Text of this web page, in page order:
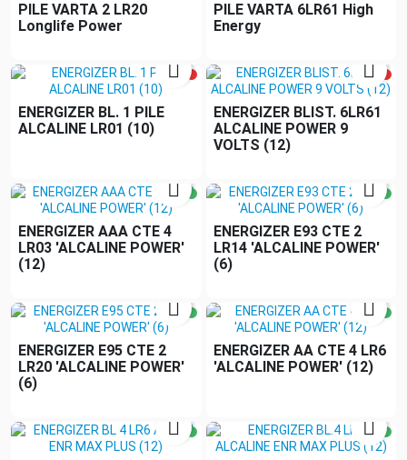
PILE VARTA 2 LR20
Longlife Power
PILE VARTA 6LR61 High
Energy

ENERGIZER BL. 1 PILE
ALCALINE LR01 (10)

ENERGIZER BLIST. 6LR61
ALCALINE POWER 9
VOLTS (12)

ENERGIZER AAA CTE 4
LR03 'ALCALINE POWER'
(12)

ENERGIZER E93 CTE 2
LR14 'ALCALINE POWER'
(6)

ENERGIZER E95 CTE 2
LR20 'ALCALINE POWER'
(6)

ENERGIZER AA CTE 4 LR6
'ALCALINE POWER' (12)
 